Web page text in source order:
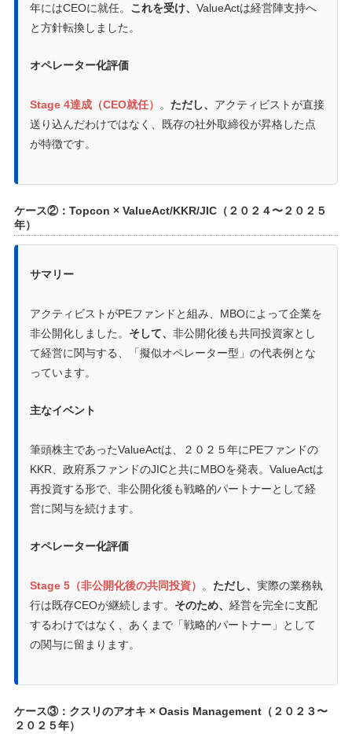
年にはCEOに就任。 これを受け、 ValueActは経営陣支持へ
と方針転換しました。
オペレーター化評価
Stage 4達成（CEO就任） 。 ただし、 アクティビストが直接
送り込んだわけではなく、既存の社外取締役が昇格した点
が特徴です。
ケース②：Topcon × ValueAct/KKR/JIC（２０２４〜２０２５
年）
サマリー
アクティビストがPEファンドと組み、MBOによって企業を
非公開化しました。 そして、 非公開化後も共同投資家とし
て経営に関与する、「擬似オペレーター型」の代表例とな
っています。
主なイベント
筆頭株主であったValueActは、２０２５年にPEファンドの
KKR、政府系ファンドのJICと共にMBOを発表。ValueActは
再投資する形で、非公開化後も戦略的パートナーとして経
営に関与を続けます。
オペレーター化評価
Stage 5（非公開化後の共同投資） 。 ただし、 実際の業務執
行は既存CEOが継続します。 そのため、 経営を完全に支配
するわけではなく、あくまで「戦略的パートナー」として
の関与に留まります。
ケース③：クスリのアオキ × Oasis Management（２０２３〜
２０２５年）